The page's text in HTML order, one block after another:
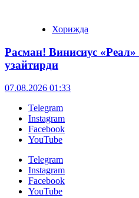
Хорижда
Расман! Винисиус
узайтирди
07.08.2026 01:33
Telegram
Instagram
Facebook
YouTube
Telegram
Instagram
Facebook
YouTube